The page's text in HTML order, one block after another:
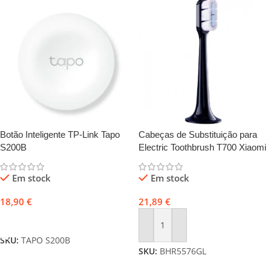
Botão Inteligente TP-Link Tapo
S200B
Em stock
18,90 €
SKU: TAPO S200B
Cabeças de Substituição para
Electric Toothbrush T700 Xiaomi
Em stock
21,89 €
Adicionar
SKU: BHR5576GL